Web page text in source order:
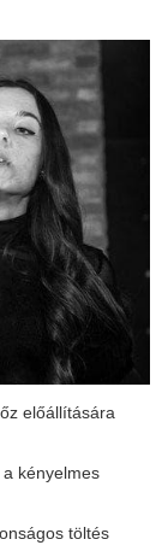
előállítására
kényelmes
töltés